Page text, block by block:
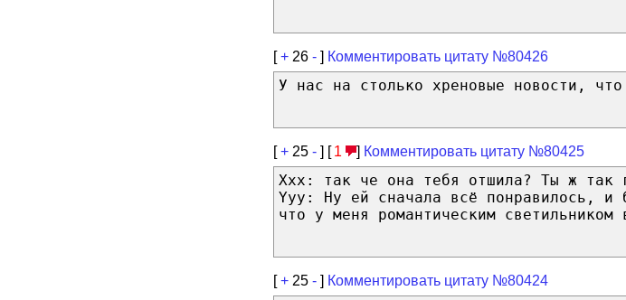
[+ 26 - ] Комментировать цитату №80426
У нас на столько хреновые новости,
[+ 25 - ] [ 1 ] Комментировать цитату №80425
Xxx: так че она тебя отшила? Ты ж так
Yyy: Ну ей сначала всё понравилось, и
что у меня романтическим светильником
[+ 25 - ] Комментировать цитату №80424